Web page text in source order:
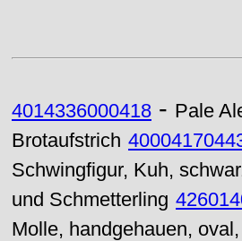
4014336000418 - Pale
Brotaufstrich
Schwingfigur, Kuh,
und Schmetterling
Molle, handgehauen,